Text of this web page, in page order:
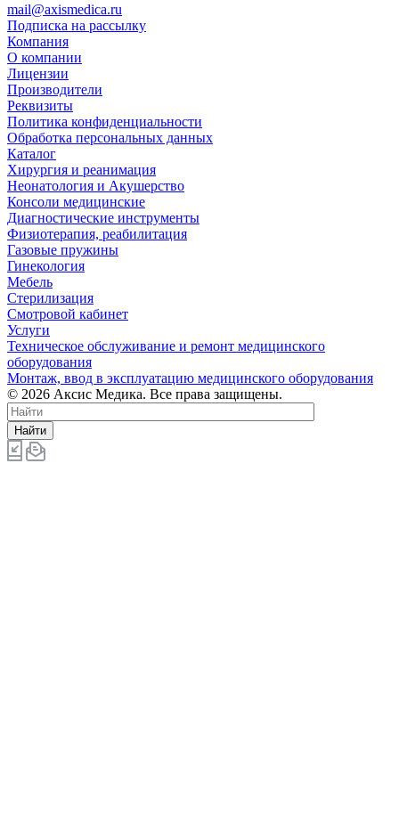
mail@axismedica.ru
Подписка на рассылку
Компания
О компании
Лицензии
Производители
Реквизиты
Политика конфиденциальности
Обработка персональных данных
Каталог
Хирургия и реанимация
Неонатология и Акушерство
Консоли медицинские
Диагностические инструменты
Физиотерапия, реабилитация
Газовые пружины
Гинекология
Мебель
Стерилизация
Смотровой кабинет
Услуги
Техническое обслуживание и ремонт медицинского
оборудования
Монтаж, ввод в эксплуатацию медицинского оборудования
© 2026 Аксис Медика. Все права защищены.
Найти